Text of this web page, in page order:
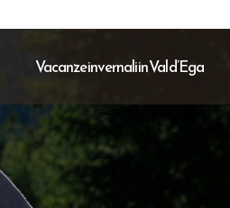
Vacanze invernali in Val d’Ega